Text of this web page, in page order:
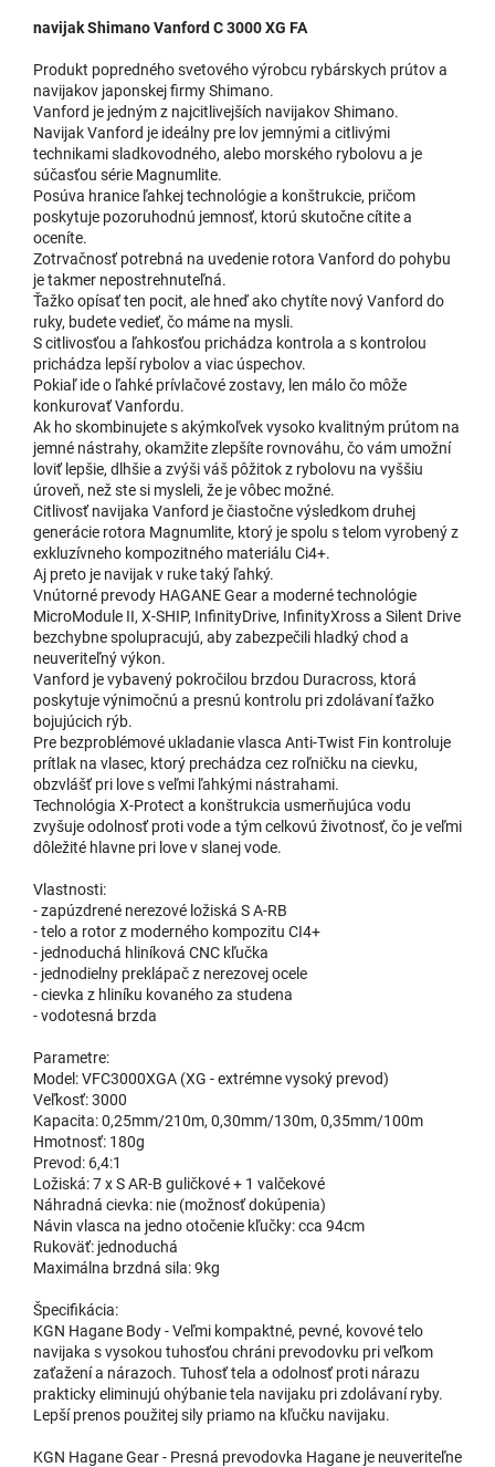
navijak Shimano Vanford C 3000 XG FA
Produkt popredného svetového výrobcu rybárskych prútov a
navijakov japonskej firmy Shimano.
Vanford je jedným z najcitlivejších navijakov Shimano.
Navijak Vanford je ideálny pre lov jemnými a citlivými
technikami sladkovodného, alebo morského rybolovu a je
súčasťou série Magnumlite.
Posúva hranice ľahkej technológie a konštrukcie, pričom
poskytuje pozoruhodnú jemnosť, ktorú skutočne cítite a
oceníte.
Zotrvačnosť potrebná na uvedenie rotora Vanford do pohybu
je takmer nepostrehnuteľná.
Ťažko opísať ten pocit, ale hneď ako chytíte nový Vanford do
ruky, budete vedieť, čo máme na mysli.
S citlivosťou a ľahkosťou prichádza kontrola a s kontrolou
prichádza lepší rybolov a viac úspechov.
Pokiaľ ide o ľahké prívlačové zostavy, len málo čo môže
konkurovať Vanfordu.
Ak ho skombinujete s akýmkoľvek vysoko kvalitným prútom na
jemné nástrahy, okamžite zlepšíte rovnováhu, čo vám umožní
loviť lepšie, dlhšie a zvýši váš pôžitok z rybolovu na vyššiu
úroveň, než ste si mysleli, že je vôbec možné.
Citlivosť navijaka Vanford je čiastočne výsledkom druhej
generácie rotora Magnumlite, ktorý je spolu s telom vyrobený z
exkluzívneho kompozitného materiálu Ci4+.
Aj preto je navijak v ruke taký ľahký.
Vnútorné prevody HAGANE Gear a moderné technológie
MicroModule II, X-SHIP, InfinityDrive, InfinityXross a Silent Drive
bezchybne spolupracujú, aby zabezpečili hladký chod a
neuveriteľný výkon.
Vanford je vybavený pokročilou brzdou Duracross, ktorá
poskytuje výnimočnú a presnú kontrolu pri zdolávaní ťažko
bojujúcich rýb.
Pre bezproblémové ukladanie vlasca Anti-Twist Fin kontroluje
prítlak na vlasec, ktorý prechádza cez roľničku na cievku,
obzvlášť pri love s veľmi ľahkými nástrahami.
Technológia X-Protect a konštrukcia usmerňujúca vodu
zvyšuje odolnosť proti vode a tým celkovú životnosť, čo je veľmi
dôležité hlavne pri love v slanej vode.
Vlastnosti:
- zapúzdrené nerezové ložiská S A-RB
- telo a rotor z moderného kompozitu CI4+
- jednoduchá hliníková CNC kľučka
- jednodielny preklápač z nerezovej ocele
- cievka z hliníku kovaného za studena
- vodotesná brzda
Parametre:
Model: VFC3000XGA (XG - extrémne vysoký prevod)
Veľkosť: 3000
Kapacita: 0,25mm/210m, 0,30mm/130m, 0,35mm/100m
Hmotnosť: 180g
Prevod: 6,4:1
Ložiská: 7 x S AR-B guličkové + 1 valčekové
Náhradná cievka: nie (možnosť dokúpenia)
Návin vlasca na jedno otočenie kľučky: cca 94cm
Rukoväť: jednoduchá
Maximálna brzdná sila: 9kg
Špecifikácia:
KGN Hagane Body - Veľmi kompaktné, pevné, kovové telo
navijaka s vysokou tuhosťou chráni prevodovku pri veľkom
zaťažení a nárazoch. Tuhosť tela a odolnosť proti nárazu
prakticky eliminujú ohýbanie tela navijaku pri zdolávaní ryby.
Lepší prenos použitej sily priamo na kľučku navijaku.
KGN Hagane Gear - Presná prevodovka Hagane je neuveriteľne